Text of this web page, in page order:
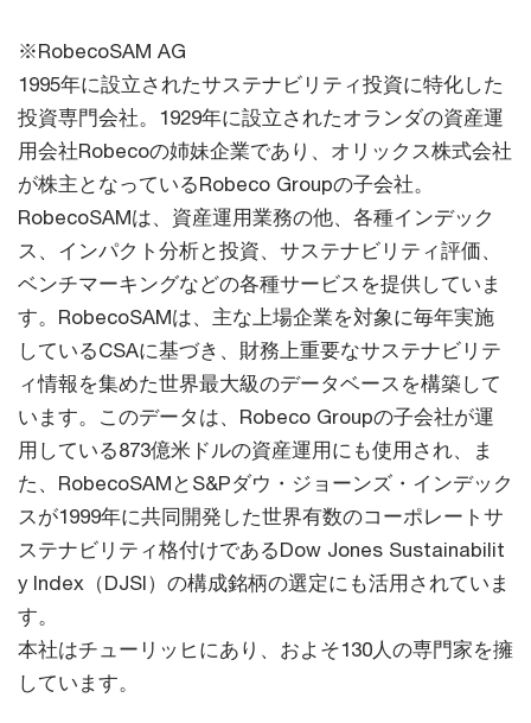
※RobecoSAM AG
1995年に設立されたサステナビリティ投資に特化した
投資専門会社。1929年に設立されたオランダの資産運
用会社Robecoの姉妹企業であり、オリックス株式会社
が株主となっているRobeco Groupの子会社。
RobecoSAMは、資産運用業務の他、各種インデック
ス、インパクト分析と投資、サステナビリティ評価、
ベンチマーキングなどの各種サービスを提供していま
す。RobecoSAMは、主な上場企業を対象に毎年実施
しているCSAに基づき、財務上重要なサステナビリテ
ィ情報を集めた世界最大級のデータベースを構築して
います。このデータは、Robeco Groupの子会社が運
用している873億米ドルの資産運用にも使用され、ま
た、RobecoSAMとS&Pダウ・ジョーンズ・インデック
スが1999年に共同開発した世界有数のコーポレートサ
ステナビリティ格付けであるDow Jones Sustainabilit
y Index（DJSI）の構成銘柄の選定にも活用されていま
す。
本社はチューリッヒにあり、およそ130人の専門家を擁
しています。